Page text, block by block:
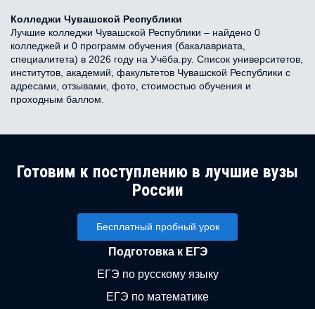
Колледжи Чувашской Республики
Лучшие колледжи Чувашской Республики – найдено 0
колледжей и 0 программ обучения (бакалавриата,
специалитета) в 2026 году на Учёба.ру. Список университетов,
институтов, академий, факультетов Чувашской Республики с
адресами, отзывами, фото, стоимостью обучения и
проходным баллом.
Готовим к поступлению в лучшие вузы
России
Бесплатный пробный урок
Подготовка к ЕГЭ
ЕГЭ по русскому языку
ЕГЭ по математике